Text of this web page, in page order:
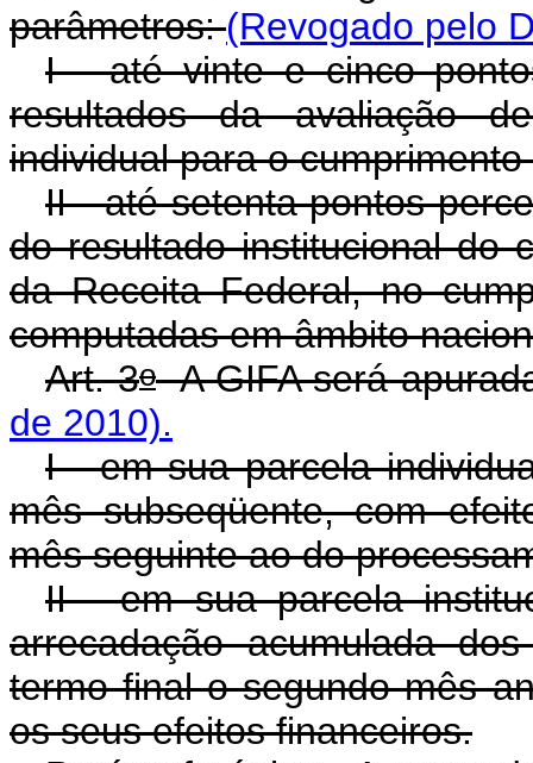
parâmetros:(Revogado pelo
I - até vinte e cinco
resultados da avaliação
individual para o
II - até setenta pontos
do resultado institucional do
da Receita Federal, no
computadas em âmbito
Art. 3oA GIFA será
de 2010).
I - em sua parcela
mês subseqüente, com
mês seguinte ao do
II - em sua parcela
arrecadação acumulada
termo final o segundo mês
os seus efeitos financeiros.